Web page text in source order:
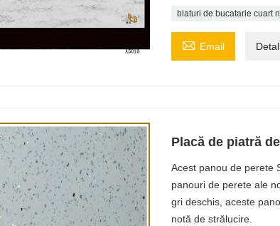
blaturi de bucatarie cuart
 Email
Placă de piatră
Acest panou de perete
panouri de perete ale
gri deschis, aceste
notă de strălucire.